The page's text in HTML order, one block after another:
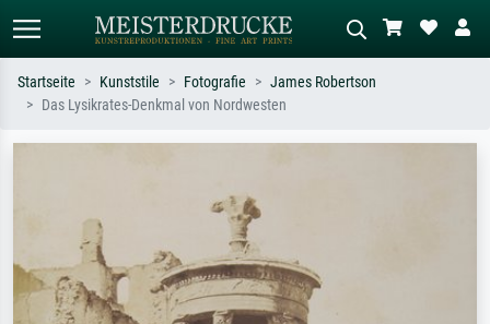
Sternennacht, Impressionismus, Welle
Hokusai, Akt.
Ölgemälde, Stehender Akt neben einem
Startseite Kunststile Fotografie
James Robertson
Das Lysikrates-Denkmal von Nordwesten